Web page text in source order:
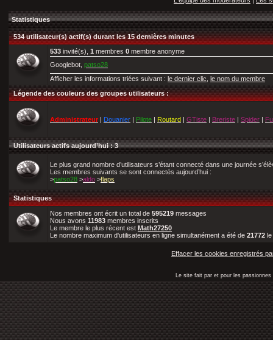
Statistiques
534 utilisateur(s) actif(s) durant les 15 dernières minutes
533 invité(s), 1 membres 0 membre anonyme
Googlebot, patso28
Afficher les informations triées suivant : le dernier clic le nom du membre
Légende des couleurs des groupes utilisateurs :
Administrateur | Douanier | Pilote | Routard | GTiste | Breriste | Spider |
Utilisateurs actifs aujourd’hui : 3
Le plus grand nombre d’utilisateurs s’étant connecté dans une journée
Les membres suivants se sont connectés aujourd’hui :
>patso28 >aldo >flaps
Statistiques
Nos membres ont écrit un total de 595219 messages
Nous avons 11983 membres inscrits
Le membre le plus récent est Math27250
Le nombre maximum d'utilisateurs en ligne simultanément a été de 21772 le
Effacer les cookies enregistrés
Le site fait par et pour les